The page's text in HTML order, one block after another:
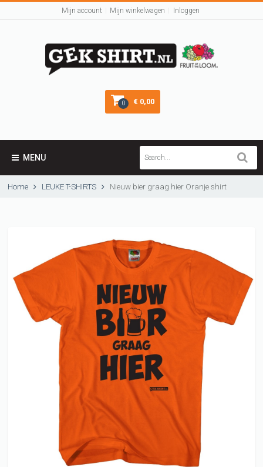
Mijn account Mijn winkelwagen Inloggen
0 € 0,00
MENU
Home LEUKE T-SHIRTS Nieuw bier graag hier Oranje shirt